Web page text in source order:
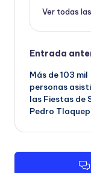
Ver todas
de
Entrada
Más de 103 mil
personas
las Fiestas de
Pedro